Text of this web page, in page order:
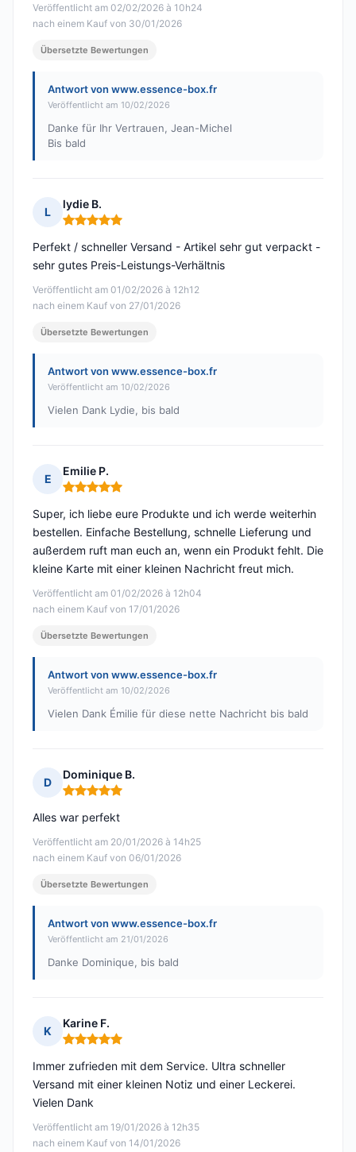
Veröffentlicht am 02/02/2026 à 10h24
nach einem Kauf von 30/01/2026
Übersetzte Bewertungen
Antwort von www.essence-box.fr
Veröffentlicht am 10/02/2026
Danke für Ihr Vertrauen, Jean-Michel
Bis bald
L
lydie B.
Hinweis: 5 von 5
Veröffentlicht am 01/02/2026 à 12h12
nach einem Kauf von 27/01/2026
Perfekt / schneller Versand - Artikel sehr gut verpackt -
sehr gutes Preis-Leistungs-Verhältnis
Übersetzte Bewertungen
Antwort von www.essence-box.fr
Veröffentlicht am 10/02/2026
Vielen Dank Lydie, bis bald
E
Emilie P.
Hinweis: 5 von 5
Veröffentlicht am 01/02/2026 à 12h04
nach einem Kauf von 17/01/2026
Super, ich liebe eure Produkte und ich werde weiterhin
bestellen. Einfache Bestellung, schnelle Lieferung und
außerdem ruft man euch an, wenn ein Produkt fehlt. Die
kleine Karte mit einer kleinen Nachricht freut mich.
Übersetzte Bewertungen
Antwort von www.essence-box.fr
Veröffentlicht am 10/02/2026
Vielen Dank Émilie für diese nette Nachricht bis bald
D
Dominique B.
Hinweis: 5 von 5
Veröffentlicht am 20/01/2026 à 14h25
nach einem Kauf von 06/01/2026
Alles war perfekt
Übersetzte Bewertungen
Antwort von www.essence-box.fr
Veröffentlicht am 21/01/2026
Danke Dominique, bis bald
K
Karine F.
Hinweis: 5 von 5
Veröffentlicht am 19/01/2026 à 12h35
nach einem Kauf von 14/01/2026
Immer zufrieden mit dem Service. Ultra schneller
Versand mit einer kleinen Notiz und einer Leckerei.
Vielen Dank